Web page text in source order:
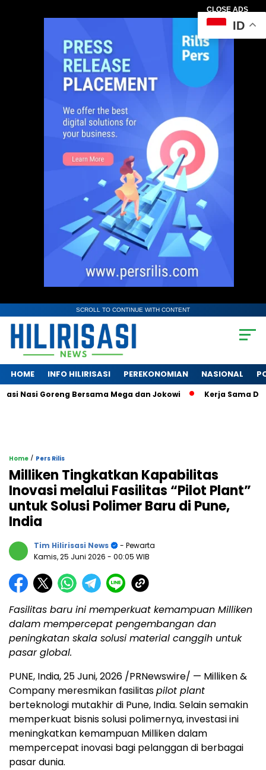
CLOSE ADS
SCROLL TO CONTINUE WITH CONTENT
HOME INFO HILIRISASI PEREKONOMIAN NASIONAL
Goreng Bersama Mega dan Jokowi Kerja Sama
Home / Pers Rilis
Milliken Tingkatkan Kapabilitas
Inovasi melalui Fasilitas “Pilot Plant”
untuk Solusi Polimer Baru di Pune,
India
Tim Hilirisasi News
- Pewarta
Kamis, 25 Juni 2026 - 00:05 WIB
Fasilitas baru ini memperkuat kemampuan Milliken
dalam mempercepat pengembangan dan
peningkatan skala solusi material canggih untuk
pasar global.
PUNE, India,25 Juni, 2026 /PRNewswire/ — Milliken &
Company meresmikan fasilitaspilot plant
berteknologi mutakhir di Pune, India. Selain semakin
memperkuat bisnis solusi polimernya, investasi ini
meningkatkan kemampuan Milliken dalam
mempercepat inovasi bagi pelanggan di berbagai
pasar dunia.
ID